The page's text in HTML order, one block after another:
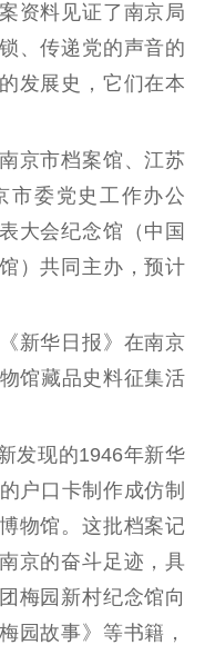
资料见证了南京局
、传递党的声音的
发展史，它们在本
市档案馆、江苏
市委党史工作办公
大会纪念馆（中国
）共同主办，预计
华日报》在南京
馆藏品史料征集活
现的1946年新华
户口卡制作成仿制
物馆。这批档案记
京的奋斗足迹，具
梅园新村纪念馆向
园故事》等书籍，